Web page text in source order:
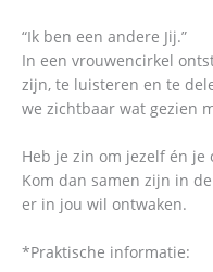
“Ik ben een andere Jij.”
In een vrouwencirkel
zijn, te luisteren en te
we zichtbaar wat gezien
Heb je zin om jezelf én
Kom dan samen zijn in
er in jou wil ontwaken.
*Praktische informatie: